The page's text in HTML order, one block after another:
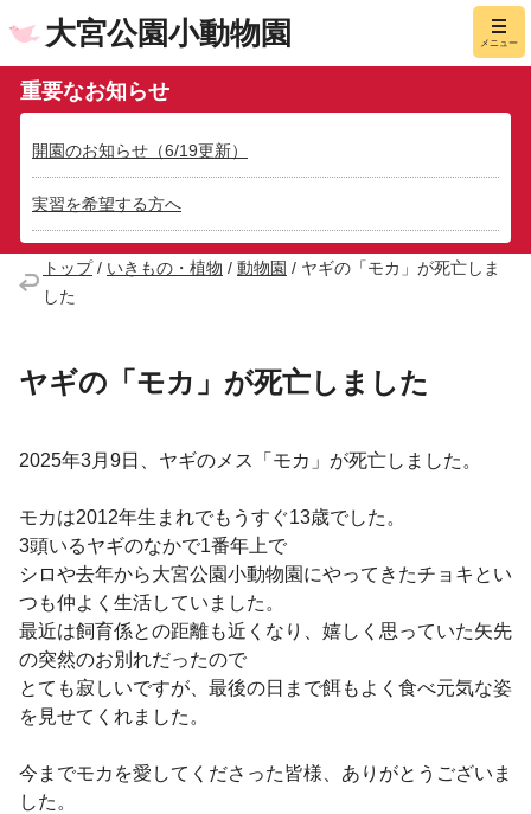
大宮公園小動物園 メニュー
重要なお知らせ
開園のお知らせ（6/19更新）
実習を希望する方へ
トップ/ いきもの・植物 / 動物園 / ヤギの「モカ」が死亡しま
した
ヤギの「モカ」が死亡しました
2025年3月9日、ヤギのメス「モカ」が死亡しました。
モカは2012年生まれでもうすぐ13歳でした。
3頭いるヤギのなかで1番年上で
シロや去年から大宮公園小動物園にやってきたチョキとい
つも仲よく生活していました。
最近は飼育係との距離も近くなり、嬉しく思っていた矢先
の突然のお別れだったので
とても寂しいですが、最後の日まで餌もよく食べ元気な姿
を見せてくれました。
今までモカを愛してくださった皆様、ありがとうございま
した。